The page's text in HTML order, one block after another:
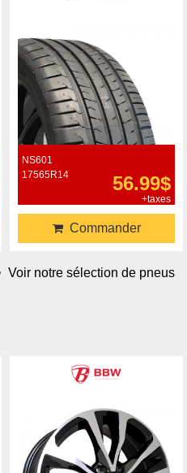
NS601
17565R14
56.99$
+taxes
Commander
Voir notre sélection de pneus